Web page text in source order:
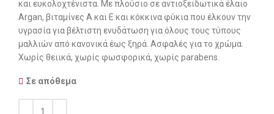
και ευκολοχτένιστα. Με πλούσιο σε αντιοξειδωτικά έλαιο
Argan, βιταμίνες Α και Ε και κόκκινα φύκια που έλκουν την
υγρασία για βέλτιστη ενυδάτωση για όλους τους τύπους
μαλλιών από κανονικά έως ξηρά. Ασφαλές για το χρώμα.
Χωρίς θειικά, χωρίς φωσφορικά, χωρίς parabens.
Σε απόθεμα